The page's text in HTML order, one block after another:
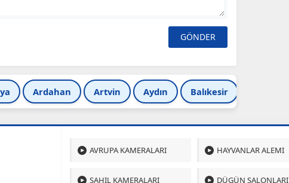
Ardahan Artvin Aydın Balıkesir
AVRUPA KAMERALARI HAYVANLAR ALEMI
SAHIL KAMERALARI DÜGÜN SALONLARI